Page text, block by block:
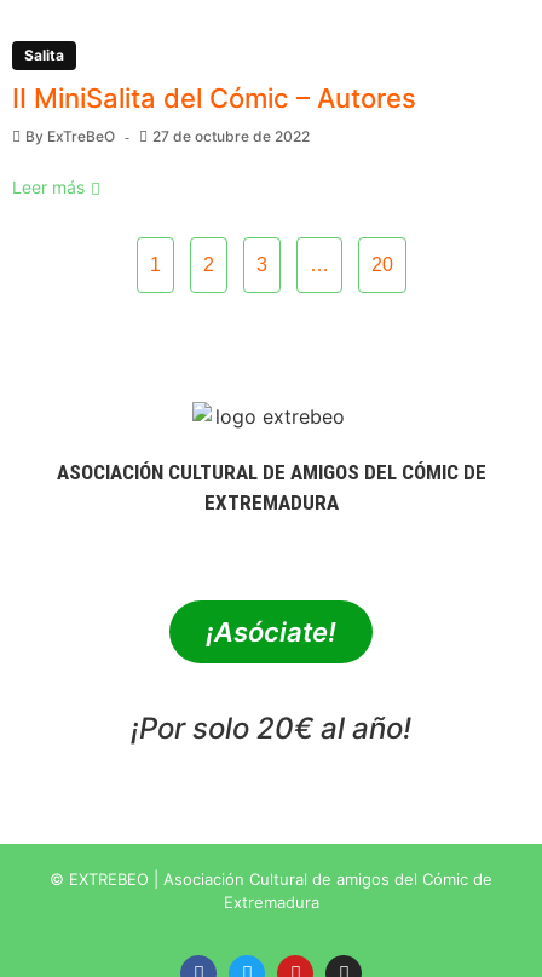
Salita
II MiniSalita del Cómic – Autores
By ExTreBeO 27 de octubre de 2022
Leer más
1 2 3 … 20
ASOCIACIÓN CULTURAL DE AMIGOS DEL CÓMIC DE
EXTREMADURA
¡Asóciate!
¡Por solo 20€ al año!
© EXTREBEO | Asociación Cultural de amigos del Cómic de
Extremadura